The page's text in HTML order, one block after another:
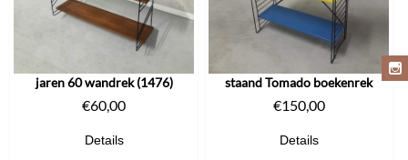
jaren 60 wandrek (1476)
€60,00
Details
staand Tomado boekenrek
€150,00
Details